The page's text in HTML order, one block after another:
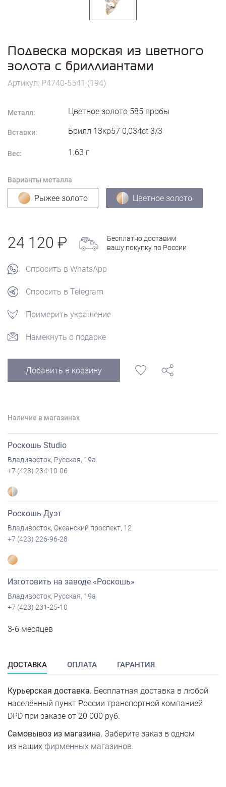
Подвеска морская из цветного
золота с бриллиантами
Артикул: P4740-5541 (194)
Металл: Цветное золото 585 пробы
Вставки: Брилл 13кр57 0,034ct 3/3
Вес: 1.63 г
Варианты металла
Рыжее золото Цветное золото
24 120
Бесплатно доставим
вашу покупку по России
Спросить в WhatsApp
Спросить в Telegram
Примерить украшение
Намекнуть о подарке
Добавить в корзину
Наличие в магазинах
Роскошь Studio
Владивосток, Русская, 19а
+7 (423) 234-10-06
Роскошь-Дуэт
Владивосток, Океанский проспект, 12
+7 (423) 226-96-28
Изготовить на заводе «Роскошь»
Владивосток, Русская, 19а
+7 (423) 231-25-10
3-6 месяцев
ДОСТАВКА ОПЛАТА ГАРАНТИЯ
Курьерская доставка. Бесплатная доставка в любой
населённый пункт России транспортной компанией
DPD при заказе от 20 000 руб.
Самовывоз из магазина. Заберите заказ в одном
из наших фирменных магазинов.